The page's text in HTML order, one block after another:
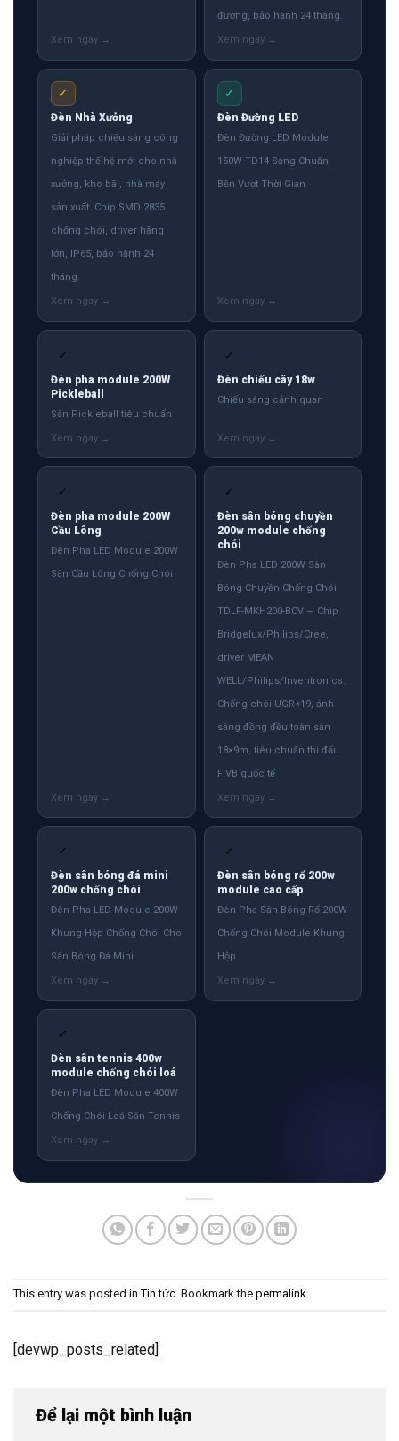
đường, bảo hành 24 tháng.
✓
Đèn Nhà Xưởng
Giải pháp chiếu sáng công
nghiệp thế hệ mới cho nhà
xưởng, kho bãi, nhà máy
sản xuất. Chip SMD 2835
chống chói, driver hãng
lớn, IP65, bảo hành 24
tháng.
✓
Đèn Đường LED
Đèn Đường LED Module
150W TD14 Sáng Chuẩn,
Bền Vượt Thời Gian
✓
Đèn pha module 200W
Pickleball
Sân Pickleball tiêu chuẩn
✓
Đèn chiếu cây 18w
Chiếu sáng cảnh quan
✓
Đèn pha module 200W
Cầu Lông
Đèn Pha LED Module 200W
Sân Cầu Lông Chống Chói
✓
Đèn sân bóng chuyền
200w module chống
chói
Đèn Pha LED 200W Sân
Bóng Chuyền Chống Chói
TDLF-MKH200-BCV — Chip
Bridgelux/Philips/Cree,
driver MEAN
WELL/Philips/Inventronics.
Chống chói UGR<19, ánh
sáng đồng đều toàn sân
18×9m, tiêu chuẩn thi đấu
FIVB quốc tế
✓
Đèn sân bóng đá mini
200w chống chói
Đèn Pha LED Module 200W
Khung Hộp Chống Chói Cho
Sân Bóng Đá Mini
✓
Đèn sân bóng rổ 200w
module cao cấp
Đèn Pha Sân Bóng Rổ 200W
Chống Chói Module Khung
Hộp
✓
Đèn sân tennis 400w
module chống chói loá
Đèn Pha LED Module 400W
Chống Chói Loá Sân Tennis
This entry was posted inTin tức. Bookmark the permalink.
[devwp_posts_related]
Để lại một bình luận